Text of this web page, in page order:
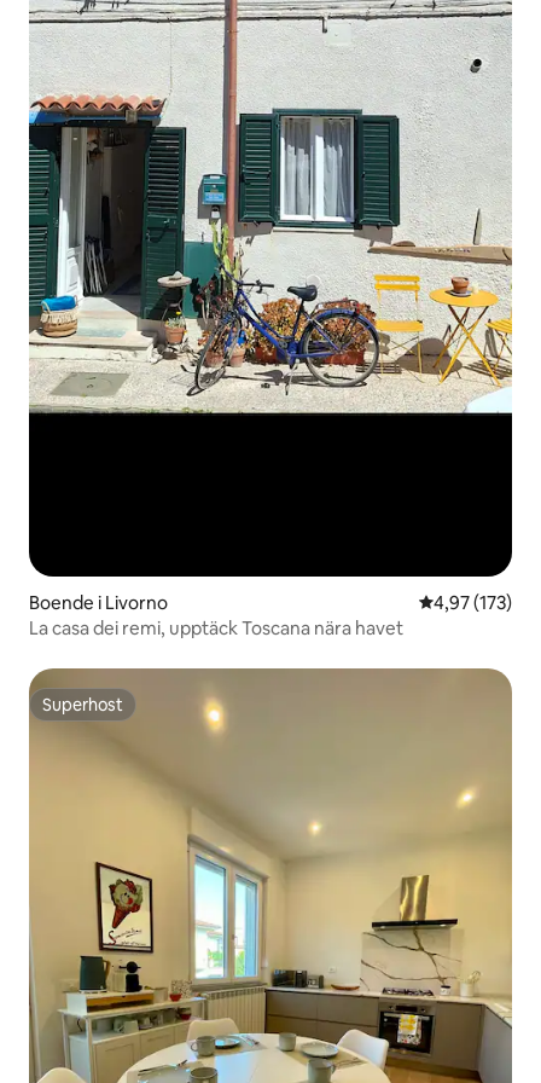
Boende i Livorno 4,97 av 5 i
4,97 (173)
La casa dei remi, upptäck Toscana nära havet
Superhost
Superhost